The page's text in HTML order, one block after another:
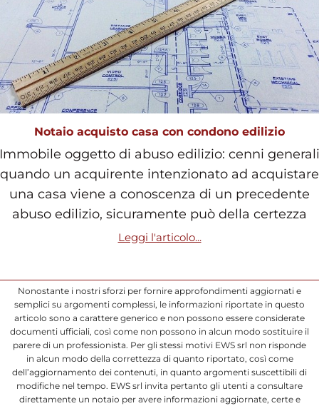
Notaio acquisto casa con condono edilizio
Immobile oggetto di abuso edilizio: cenni generali
quando un acquirente intenzionato ad acquistare
una casa viene a conoscenza di un precedente
abuso edilizio, sicuramente può della certezza
Leggi l'articolo...
Nonostante i nostri sforzi per fornire approfondimenti aggiornati e
semplici su argomenti complessi, le informazioni riportate in questo
articolo sono a carattere generico e non possono essere considerate
documenti ufficiali, così come non possono in alcun modo sostituire il
parere di un professionista. Per gli stessi motivi EWS srl non risponde
in alcun modo della correttezza di quanto riportato, così come
dell’aggiornamento dei contenuti, in quanto argomenti suscettibili di
modifiche nel tempo. EWS srl invita pertanto gli utenti a consultare
direttamente un notaio per avere informazioni aggiornate, certe e